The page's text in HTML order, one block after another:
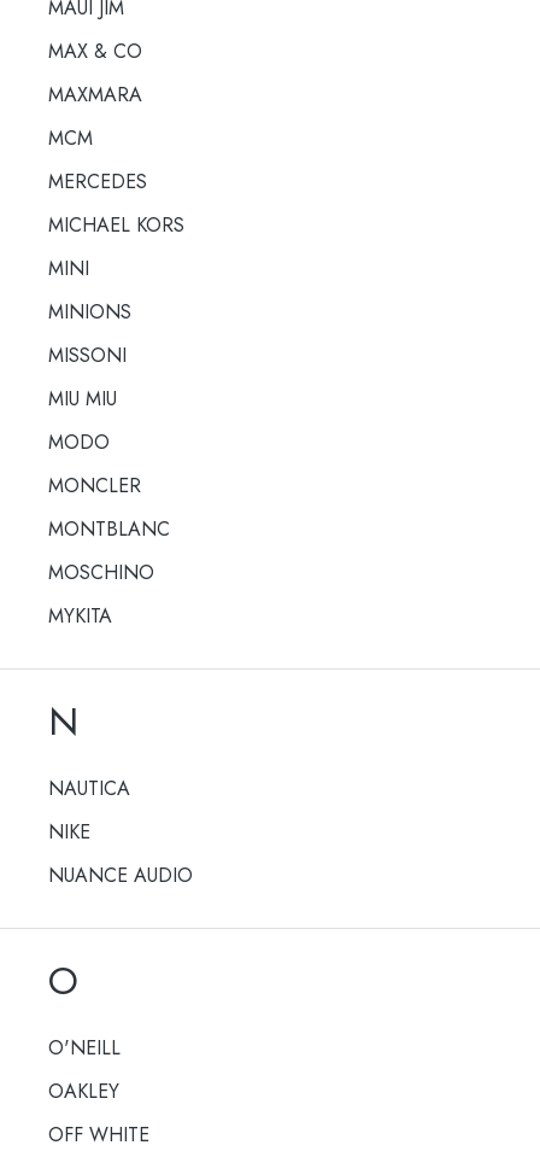
MAUI JIM
MAX & CO
MAXMARA
MCM
MERCEDES
MICHAEL KORS
MINI
MINIONS
MISSONI
MIU MIU
MODO
MONCLER
MONTBLANC
MOSCHINO
MYKITA
N
NAUTICA
NIKE
NUANCE AUDIO
O
O'NEILL
OAKLEY
OFF WHITE